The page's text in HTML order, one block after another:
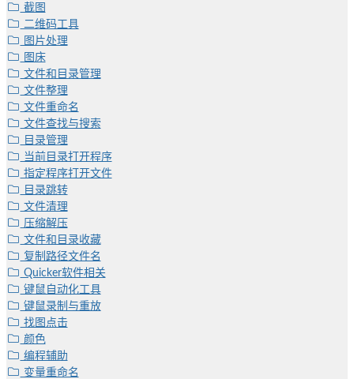
截图
二维码工具
图片处理
图床
文件和目录管理
文件整理
文件重命名
文件查找与搜索
目录管理
当前目录打开程序
指定程序打开文件
目录跳转
文件清理
压缩解压
文件和目录收藏
复制路径文件名
Quicker软件相关
键鼠自动化工具
键鼠录制与重放
找图点击
颜色
编程辅助
变量重命名